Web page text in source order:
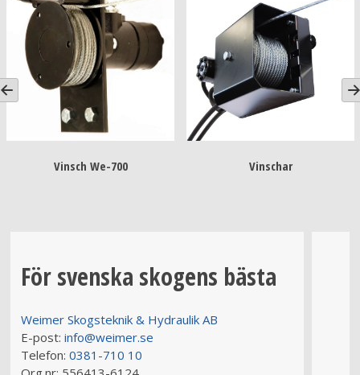
Vinsch We-700 Vinschar
För svenska skogens bästa
Weimer Skogsteknik & Hydraulik AB
E-post: info@weimer.se
Telefon: 0381-710 10